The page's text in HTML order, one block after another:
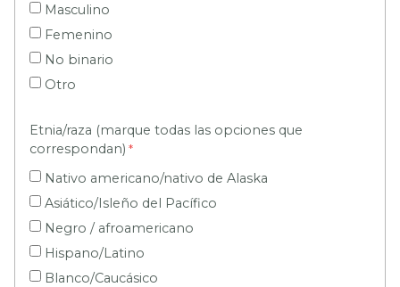
Masculino
Femenino
No binario
Otro
Etnia/raza (marque todas las opciones que
correspondan)
Nativo americano/nativo de Alaska
Asiático/Isleño del Pacífico
Negro / afroamericano
Hispano/Latino
Blanco/Caucásico